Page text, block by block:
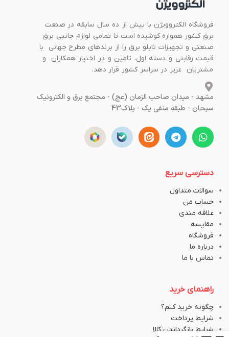
فروشگاه الکتروویژن با بیش از ده سال سابقه در صنعت
برق کشور همواره کوشیده است تا تمامی لوازم جانبی برق
صنعتی و تجهیزات تابلو برق را از برندهای مطرح جهانی با
قیمت رقابتی و دسته اول، تامین و در اختیار همکاران و
مشتریان عزیز در سراسر کشور قرار دهد.
مشهد - میدان صاحب الزمان (عج) - مجتمع برق و الکترونیک
سبحان - طبقه منفی یک - پلاک43
دسترسی سریع
سوالات متداول
حساب من
علاقه مندی
مقایسه
فروشگاه
درباره ما
تماس با ما
راهنمای خرید
چگونه خرید کنم؟
شرایط پرداخت
شرایط بازگرداندن کالا